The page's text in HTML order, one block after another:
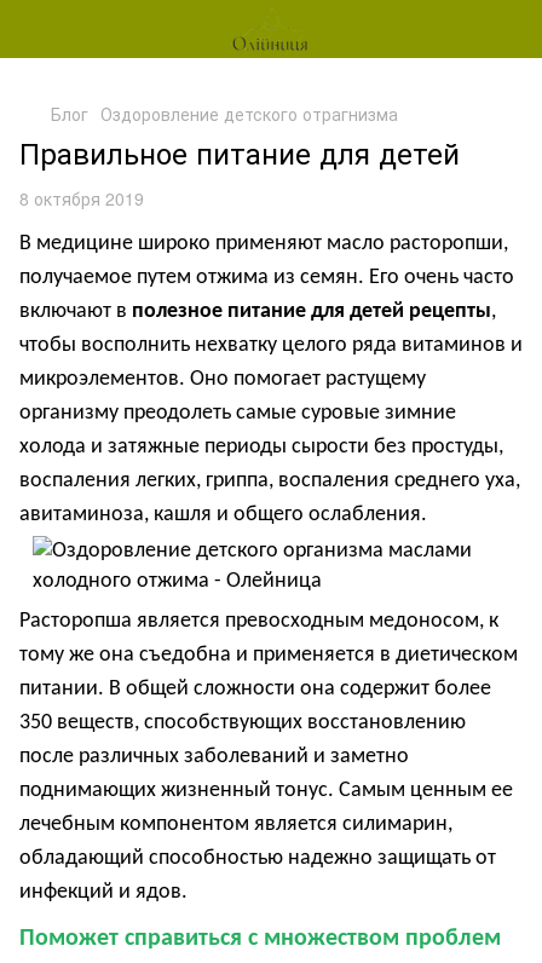
Блог Оздоровление детского отрагнизма
Правильное питание для детей
8 октября 2019
В медицине широко применяют масло расторопши,
получаемое путем отжима из семян. Его очень часто
включают в полезное питание для детей рецепты,
чтобы восполнить нехватку целого ряда витаминов и
микроэлементов. Оно помогает растущему
организму преодолеть самые суровые зимние
холода и затяжные периоды сырости без простуды,
воспаления легких, гриппа, воспаления среднего уха,
авитаминоза, кашля и общего ослабления.
Расторопша является превосходным медоносом, к
тому же она съедобна и применяется в диетическом
питании. В общей сложности она содержит более
350 веществ, способствующих восстановлению
после различных заболеваний и заметно
поднимающих жизненный тонус. Самым ценным ее
лечебным компонентом является силимарин,
обладающий способностью надежно защищать от
инфекций и ядов.
Поможет справиться с множеством проблем